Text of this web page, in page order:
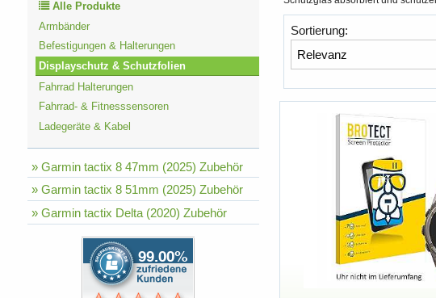
Sortierung:
Alle Produkte
Armbänder
Befestigungen & Halterungen
Displayschutz & Schutzfolien
Fahrrad Halterungen
Fahrrad- & Fitnesssensoren
Ladegeräte & Kabel
» Garmin tactix 8 47mm (2025) Zubehör
» Garmin tactix 8 51mm (2025) Zubehör
» Garmin tactix Delta (2020) Zubehör